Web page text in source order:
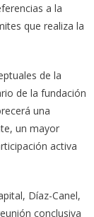
a la
que realiza la
de la
de la fundación
una
un mayor
activa
Díaz-Canel,
conclusiva